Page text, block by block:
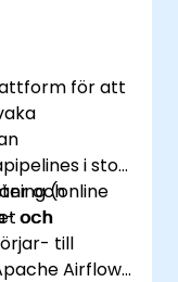
för att
i stor
och
och
(online
och
till
Airflow